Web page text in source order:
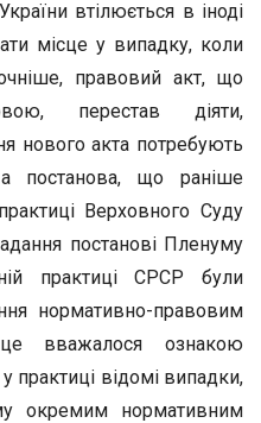
втілюється в іноді
місце у випадку, коли
правовий акт, що
перестав діяти,
нового акта потребують
а постанова, що раніше
Верховного Суду
постанові Пленуму
практиці СРСР були
нормативно-правовим
вважалося ознакою
практиці відомі випадки,
окремим нормативним